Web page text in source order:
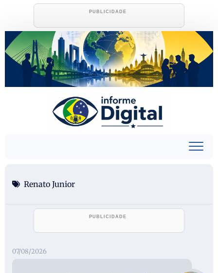
to
content
Renato Junior
07/08/2026